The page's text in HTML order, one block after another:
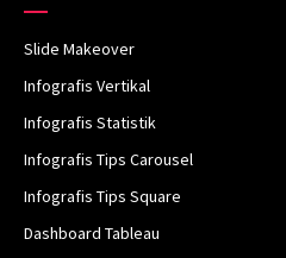
Slide Makeover
Infografis Vertikal
Infografis Statistik
Infografis Tips Carousel
Infografis Tips Square
Dashboard Tableau